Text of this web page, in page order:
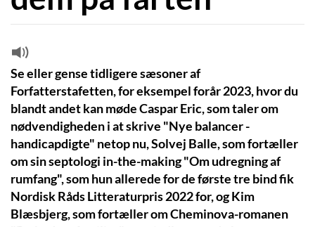
Se eller gense tidligere sæsoner af
Forfatterstafetten, for eksempel forår 2023, hvor du
blandt andet kan møde Caspar Eric, som taler om
nødvendigheden i at skrive "Nye balancer -
handicapdigte" netop nu, Solvej Balle, som fortæller
om sin septologi in-the-making "Om udregning af
rumfang", som hun allerede for de første tre bind fik
Nordisk Råds Litteraturpris 2022 for, og Kim
Blæsbjerg, som fortæller om Cheminova-romanen